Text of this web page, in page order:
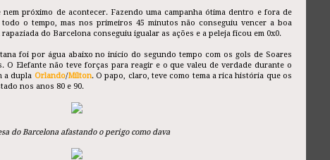
próximo de acontecer. Fazendo uma campanha ótima dentro e fora de
o tempo, mas nos primeiros 45 minutos não conseguiu vencer a boa
do Barcelona conseguiu igualar as ações e a peleja ficou em 0x0.
foi por água abaixo no início do segundo tempo com os gols de Soares
O Elefante não teve forças para reagir e o que valeu de verdade durante o
a dupla Orlando/Mílton. O papo, claro, teve como tema a rica história que os
nos anos 80 e 90.
do Barcelona afastando o perigo como dava